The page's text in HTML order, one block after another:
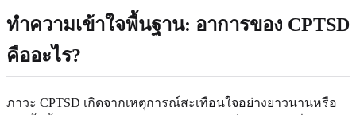
ทำความเข้าใจพื้นฐาน: อาการของ CPTSD
คืออะไร?
ภาวะ CPTSD เกิดจากเหตุการณ์สะเทือนใจอย่างยาวนานหรือ